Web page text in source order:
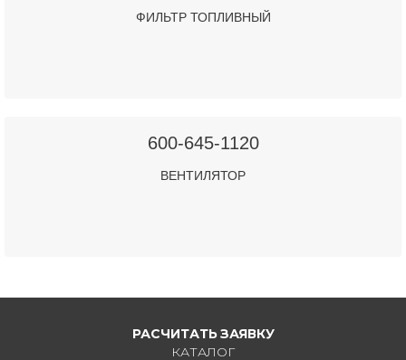
ФИЛЬТР ТОПЛИВНЫЙ
600-645-1120
ВЕНТИЛЯТОР
РАСЧИТАТЬ ЗАЯВКУ
КАТАЛОГ